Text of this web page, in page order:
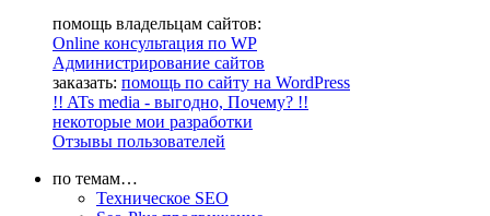
помощь владельцам сайтов:
Online консультация по WP
Администрирование сайтов
заказать: помощь по сайту на WordPress
!! ATs media - выгодно, Почему? !!
некоторые мои разработки
Отзывы пользователей
по темам…
Техническое SEO